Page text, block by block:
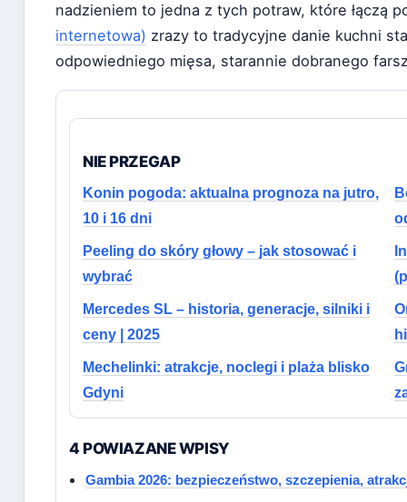
nadzieniem to jedna z tych potraw, które łączą
internetowa) zrazy to tradycyjne danie kuchni
odpowiedniego mięsa, starannie dobranego
NIE PRZEGAP
Konin pogoda: aktualna prognoza na jutro,
10 i 16 dni
Peeling do skóry głowy – jak stosować i
wybrać
Mercedes SL – historia, generacje, silniki i
ceny | 2025
Mechelinki: atrakcje, noclegi i plaża blisko
Gdyni
4 POWIAZANE WPISY
Gambia 2026: bezpieczeństwo, szczepienia,